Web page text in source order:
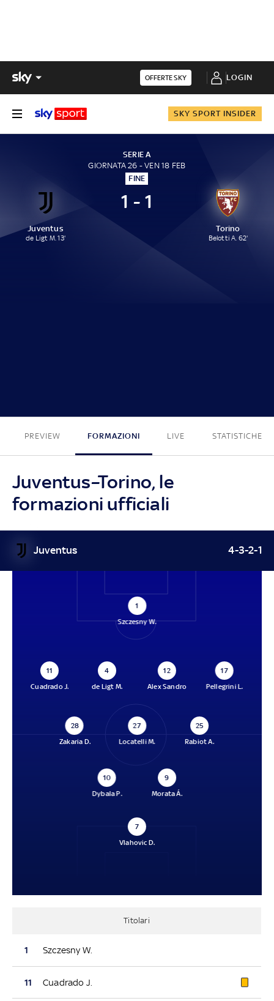
OFFERTE SKY LOGIN
SKY SPORT INSIDER
SERIE A
GIORNATA 26 - VEN 18 FEB
FINE
Juventus
de Ligt M. 13'
1 - 1
Torino
Belotti A. 62'
PREVIEW FORMAZIONI LIVE STATISTICHE
Juventus–Torino, le
formazioni ufficiali
Juventus 4-3-2-1
1
Szczesny W.
11
Cuadrado J.
4
de Ligt M.
12
Alex Sandro
17
Pellegrini L.
28
Zakaria D.
27
Locatelli M.
25
Rabiot A.
10
Dybala P.
9
Morata Á.
7
Vlahovic D.
Titolari
1 Szczesny W.
11 Cuadrado J.